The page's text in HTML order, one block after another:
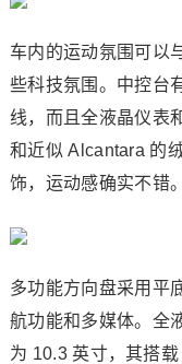
车内的运动氛围可以
些科技氛围。中控台
线，而且全液晶仪表
和近似 Alcantara 的
饰，运动感确实不错。
多功能方向盘采用平
航功能和多媒体。全
为 10.3 英寸，其搭